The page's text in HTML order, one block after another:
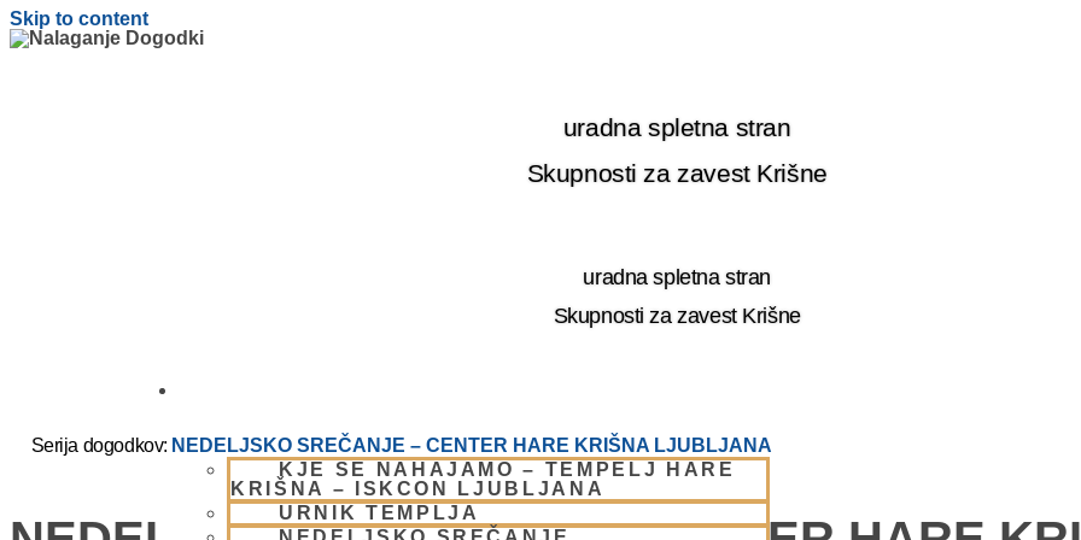
Skip to content
uradna spletna stran
Skupnosti za zavest Krišne
uradna spletna stran
Skupnosti za zavest Krišne
KJE SE NAHAJAMO – TEMPELJ HARE
KRIŠNA – ISKCON LJUBLJANA
URNIK TEMPLJA
Serija dogodkov: NEDELJSKO SREČANJE – CENTER HARE KRIŠNA LJUBLJANA